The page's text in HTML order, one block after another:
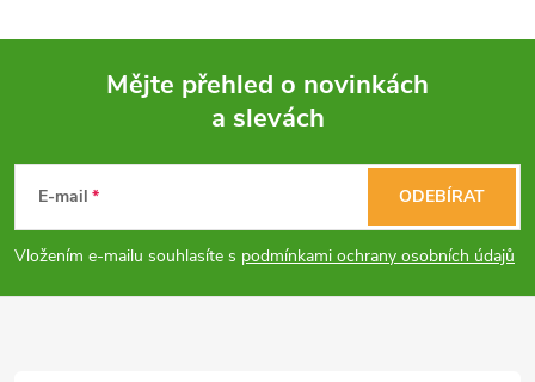
a
í
p
p
a
Mějte přehled o novinkách
a slevách
E-mail
Vložením e-mailu souhlasíte s podmínkami ochrany osobních údajů
ODEBÍRAT